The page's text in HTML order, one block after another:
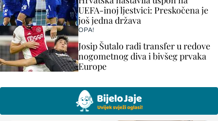
UEFA-inoj ljestvici: Preskočena je
još jedna država
OPA!
Josip Šutalo radi transfer u redove
nogometnog diva i bivšeg prvaka
Europe